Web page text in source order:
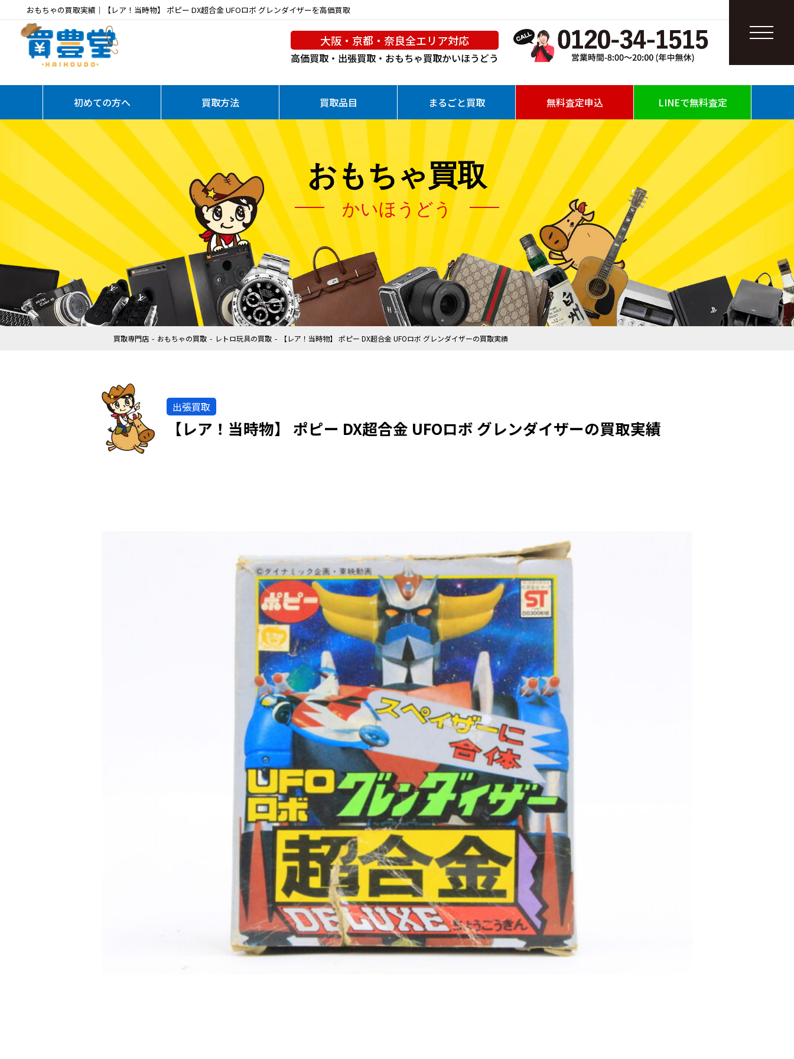
おもちゃの買取実績｜【レア！当時物】 ポピー DX超合金 UFOロボ グレンダイザーを高価買取
大阪・京都・奈良全エリア対応
高価買取・出張買取・おもちゃ買取かいほうどう
初めての方へ 買取方法 買取品目 まるごと買取 無料査定申込 LINEで無料査定
おもちゃ買取
かいほうどう
買取専門店 おもちゃの買取 レトロ玩具の買取 【レア！当時物】 ポピー DX超合金 UFOロボ グレンダイザーの買取実績
出張買取
【レア！当時物】 ポピー DX超合金 UFOロボ グレンダイザーの買取実績